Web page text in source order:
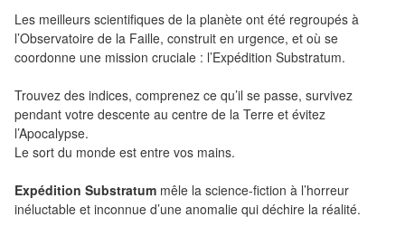
à
Collectionner
Les
Classiques
Pour
les
Les meilleurs scientifiques de la planète ont été regroupés à
l’Observatoire de la Faille, construit en urgence, et où se
coordonne une mission cruciale : l’Expédition Substratum.
Trouvez des indices, comprenez ce qu’il se passe, survivez
pendant votre descente au centre de la Terre et évitez
l’Apocalypse.
Le sort du monde est entre vos mains.
Expédition Substratum mêle la science-fiction à l’horreur
inéluctable et inconnue d’une anomalie qui déchire la réalité.